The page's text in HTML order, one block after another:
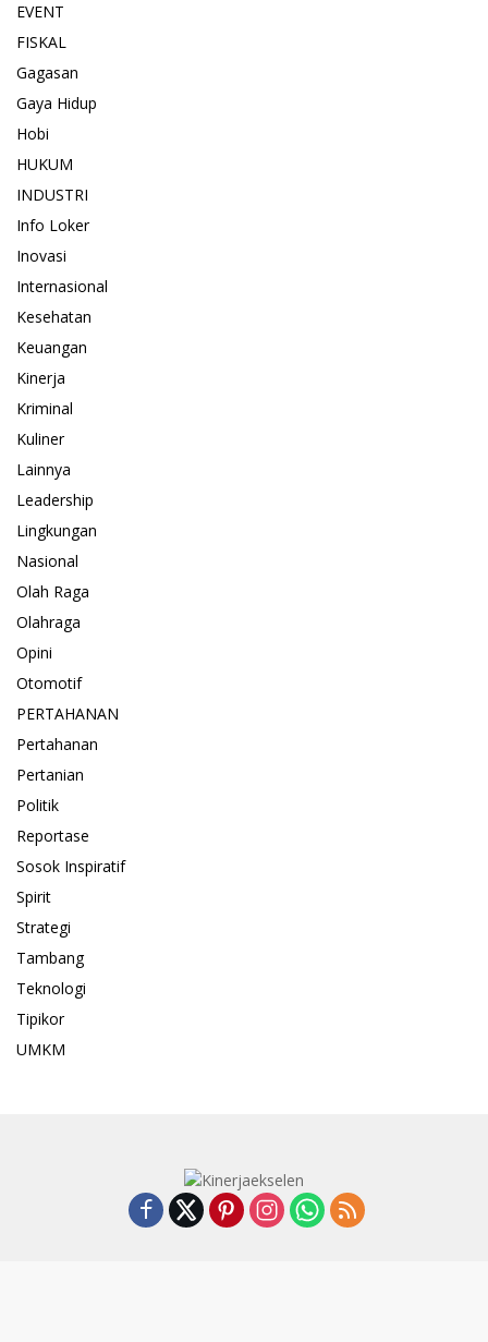
EVENT
FISKAL
Gagasan
Gaya Hidup
Hobi
HUKUM
INDUSTRI
Info Loker
Inovasi
Internasional
Kesehatan
Keuangan
Kinerja
Kriminal
Kuliner
Lainnya
Leadership
Lingkungan
Nasional
Olah Raga
Olahraga
Opini
Otomotif
PERTAHANAN
Pertahanan
Pertanian
Politik
Reportase
Sosok Inspiratif
Spirit
Strategi
Tambang
Teknologi
Tipikor
UMKM